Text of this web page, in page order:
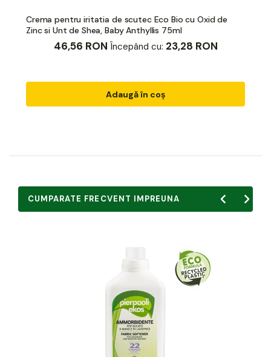
Crema pentru iritatia de scutec Eco Bio cu Oxid de
Zinc si Unt de Shea, Baby Anthyllis 75ml
46,56 RON Începând cu: 23,28 RON
Adaugă în coș
CUMPARATE FRECVENT IMPREUNA